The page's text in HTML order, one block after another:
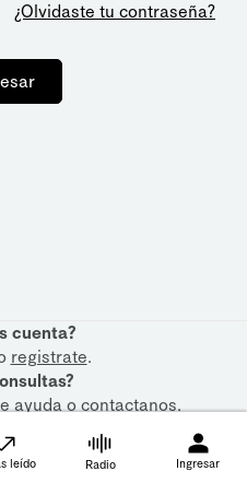
¿Olvidaste tu contraseña?
cuenta?
registrate.
ayudaocontactanos.
leído Radio Ingresar